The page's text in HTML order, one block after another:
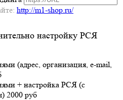
http://m1-shop.ru/
настройку РСЯ
(адрес, организация, e-mail,
+ настройка РСЯ (с
2000 руб